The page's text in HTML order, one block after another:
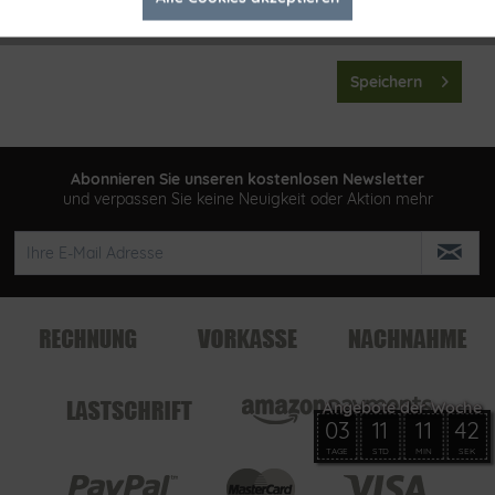
Speichern
Abonnieren Sie unseren kostenlosen Newsletter
und verpassen Sie keine Neuigkeit oder Aktion mehr
03
TAGE
11
STD
11
MIN
42
SEK